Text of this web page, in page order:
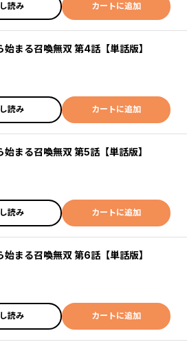
読み カートに追加
始まる召喚無双 第4話【単話版】
読み カートに追加
まる召喚無双 第5話【単話版】
読み カートに追加
始まる召喚無双 第6話【単話版】
読み カートに追加